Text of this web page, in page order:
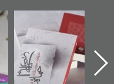
"حماة الباب الأخير":
الإصدار الأول عن
اعتصام الدراز
وأحداث ساحة
الفداء لمركز أوال